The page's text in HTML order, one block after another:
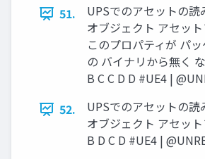
51.
UPSでのアセットの読
オブジェクト アセッ
このプロパティが パ
の バイナリから無く
B C C D D #UE4 |
52.
UPSでのアセットの読
オブジェクト アセット
B D C D #UE4 |